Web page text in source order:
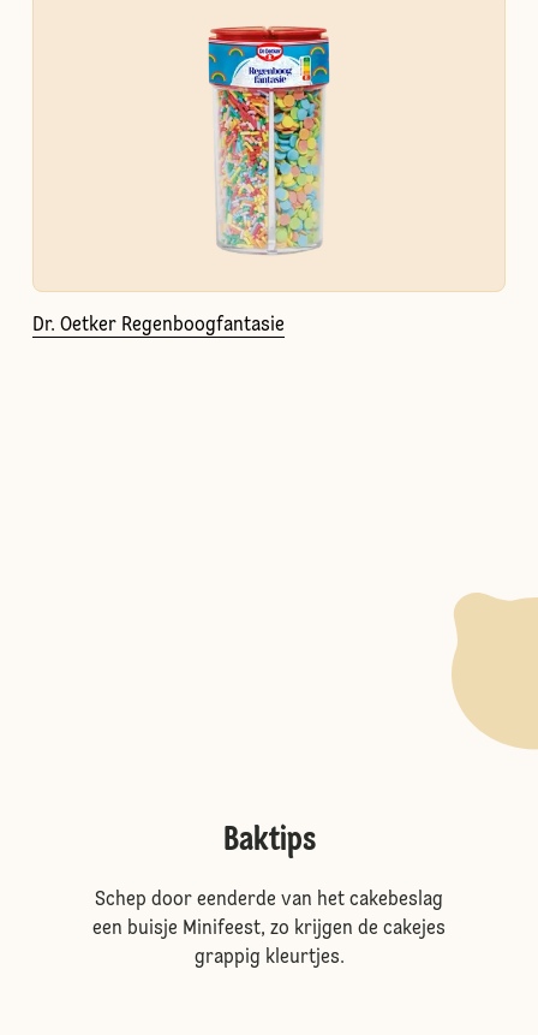
Dr. Oetker Regenboogfantasie
Baktips
Schep door eenderde van het cakebeslag
een buisje Minifeest, zo krijgen de cakejes
grappig kleurtjes.